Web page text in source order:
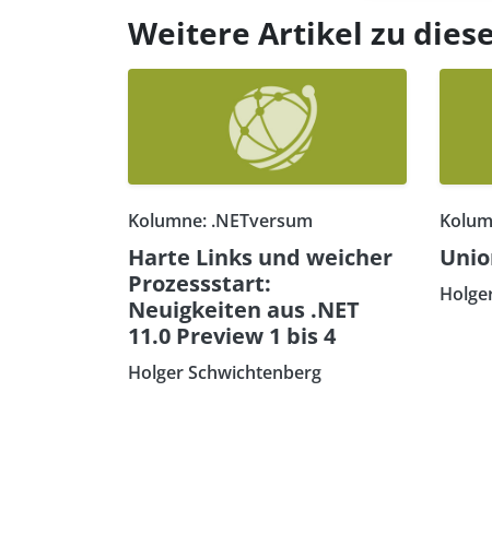
Weitere Artikel zu
Kolumne: .NETversum
Harte Links und weicher
Prozessstart:
Neuigkeiten aus .NET
11.0 Preview 1 bis 4
Holger Schwichtenberg